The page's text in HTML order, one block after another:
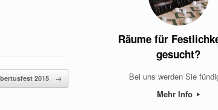
2015 →
Räume für
gesucht?
Bei uns werden Sie
Mehr Info